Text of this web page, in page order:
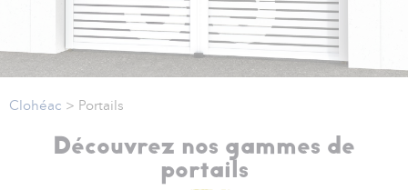
Clohéac > Portails
Découvrez nos gammes de
portails